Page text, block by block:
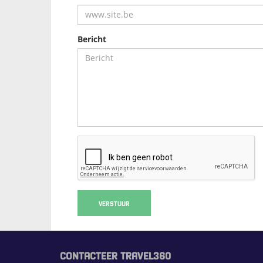
Bericht
VERSTUUR
CONTACTEER TRAVEL360